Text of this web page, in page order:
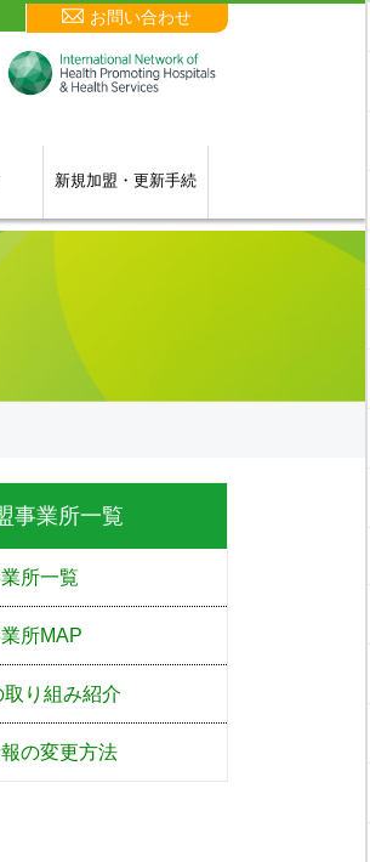
お問い合わせ
新規加盟・更新手続
事業所一覧
所一覧
所MAP
取り組み紹介
の変更方法